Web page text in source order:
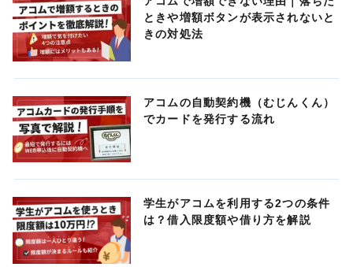
ときや増額ボタンが表示されないと
きの対処法
アコムの自動契約機（むじんくん）
でカードを発行する流れ
学生がアコムを利用する2つの条件
は？借入限度額や借り方を解説